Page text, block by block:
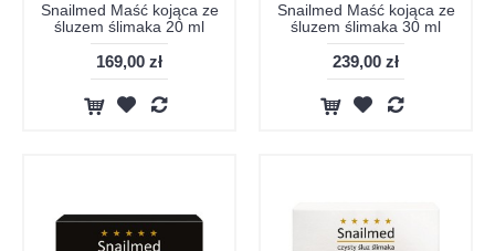
Snailmed Maść kojąca ze
śluzem ślimaka 20 ml
169,00 zł
Snailmed Maść kojąca ze
śluzem ślimaka 30 ml
239,00 zł